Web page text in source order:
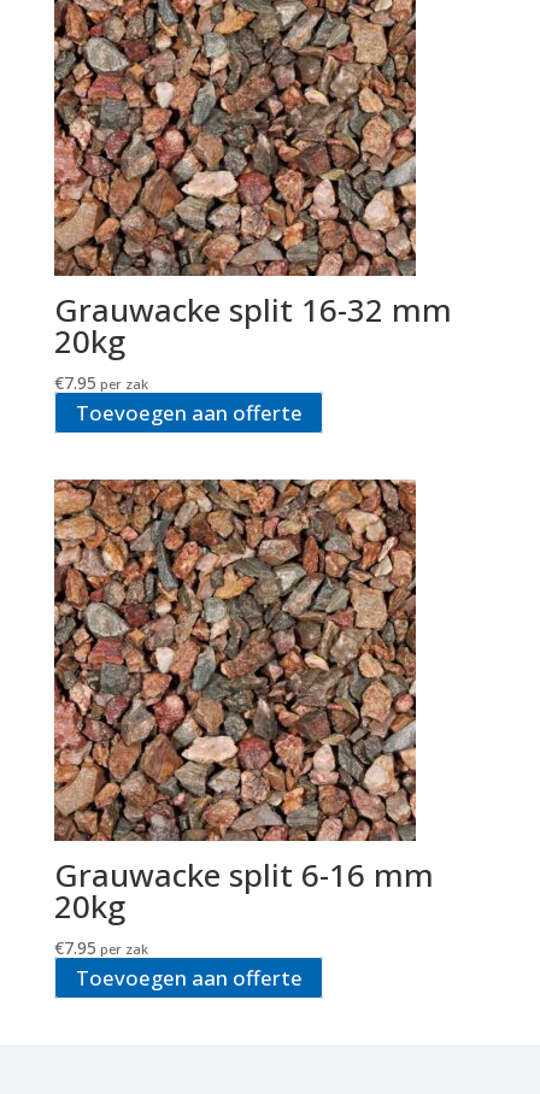
Grauwacke split 16-32 mm
20kg
€7.95 per zak
Toevoegen aan offerte
Grauwacke split 6-16 mm
20kg
€7.95 per zak
Toevoegen aan offerte